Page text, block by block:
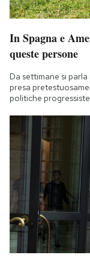
In Spagna e
queste persone
Da settimane si
presa
politiche progressiste